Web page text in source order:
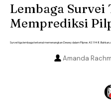
Lembaga Survei
Memprediksi
Survei tiga lembaga terkenal memenangkan Dewey dalam Pilpres AS 1948.
Amanda